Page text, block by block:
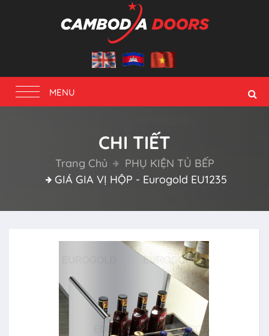
Toggle
navigation
MENU
CHI TIẾT
Trang Chủ
PHỤ KIỆN TỦ BẾP
GIÁ GIA VỊ HỘP - Eurogold EU1235